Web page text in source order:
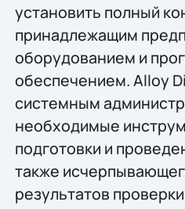
установить полный
принадлежащим
оборудованием и
обеспечением. Alloy
системным
необходимые
подготовки и
также
результатов